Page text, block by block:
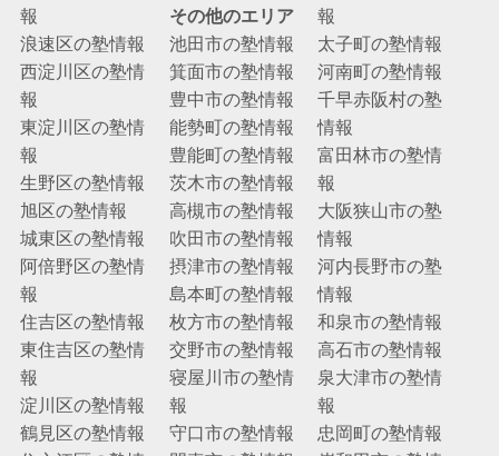
報
浪速区の塾情報
西淀川区の塾情
報
東淀川区の塾情
報
生野区の塾情報
旭区の塾情報
城東区の塾情報
阿倍野区の塾情
報
住吉区の塾情報
東住吉区の塾情
報
淀川区の塾情報
鶴見区の塾情報
その他のエリア
池田市の塾情報
箕面市の塾情報
豊中市の塾情報
能勢町の塾情報
豊能町の塾情報
茨木市の塾情報
高槻市の塾情報
吹田市の塾情報
摂津市の塾情報
島本町の塾情報
枚方市の塾情報
交野市の塾情報
寝屋川市の塾情
報
守口市の塾情報
報
太子町の塾情報
河南町の塾情報
千早赤阪村の塾
情報
富田林市の塾情
報
大阪狭山市の塾
情報
河内長野市の塾
情報
和泉市の塾情報
高石市の塾情報
泉大津市の塾情
報
忠岡町の塾情報